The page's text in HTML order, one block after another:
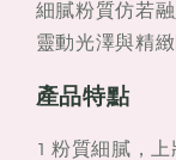
細膩粉質仿若
靈動光澤與精緻
產品特點
1 粉質細膩，